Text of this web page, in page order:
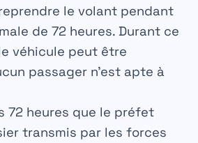
le volant pendant
de 72 heures. Durant ce
véhicule peut être
passager n’est apte à
72 heures que le préfet
transmis par les forces